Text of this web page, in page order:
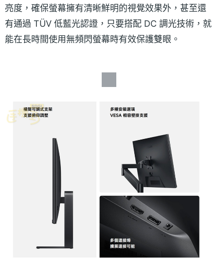
亮度，確保螢幕擁有清晰鮮明的視覺效果外，甚至還
有通過 TÜV 低藍光認證，只要搭配 DC 調光技術，就
能在長時間使用無頻閃螢幕時有效保護雙眼。